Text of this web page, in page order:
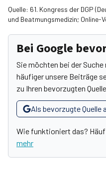
Quelle: 61. Kongress der DGP
und Beatmungsmedizin; Online-
Bei Google
Sie möchten bei der
häufiger unsere Beiträge
zu Ihren bevorzugten
Als bevorzugte Quelle
Wie funktioniert das?
mehr